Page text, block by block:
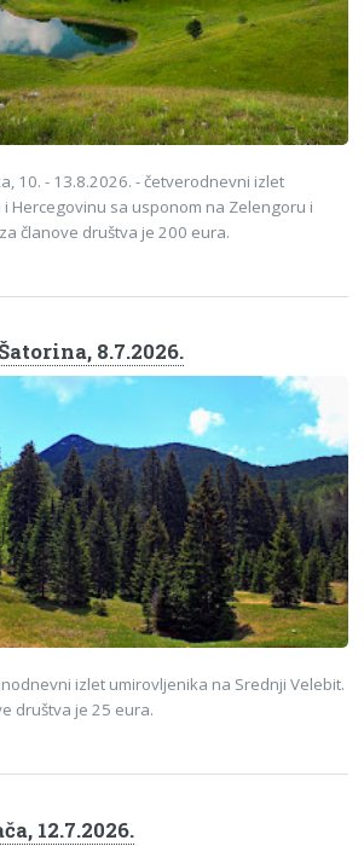
10. - 13.8.2026. - četverodnevni izlet
Hercegovinu sa usponom na Zelengoru i
članove društva je 200 eura.
8.7.2026.
izlet umirovljenika na Srednji Velebit.
društva je 25 eura.
12.7.2026.